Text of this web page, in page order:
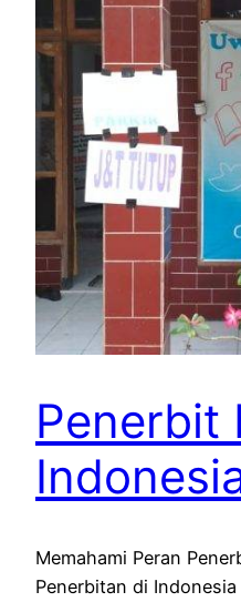
Penerbit
Memahami Peran
Penerbitan di